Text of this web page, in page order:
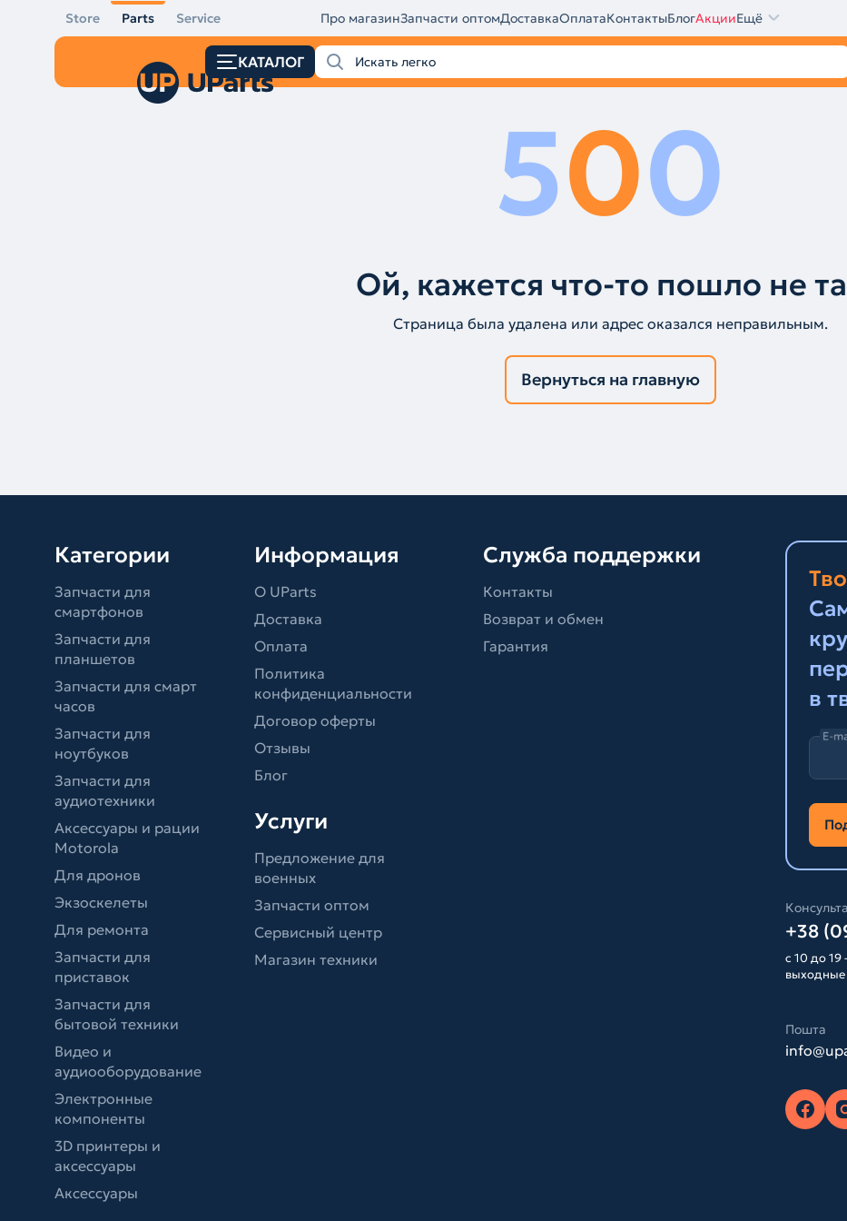
Store Parts Service Про магазинЗапчасти оптомДоставкаОплатаКонтактыБлогАкцииЕщё
КАТАЛОГ
500
Ой, кажется что-то пошло не
Страница была удалена или адрес оказался неправильным.
Вернуться на главную
Категории
Запчасти для
смартфонов
Запчасти для
планшетов
Запчасти для смарт
часов
Запчасти для
ноутбуков
Запчасти для
аудиотехники
Аксессуары и рации
Motorola
Для дронов
Экзоскелеты
Для ремонта
Запчасти для
приставок
Запчасти для
бытовой техники
Видео и
аудиооборудование
Электронные
компоненты
3D принтеры и
аксессуары
Аксессуары
Информация
О UParts
Доставка
Оплата
Политика
конфиденциальности
Договор оферты
Отзывы
Блог
Услуги
Предложение для
военных
Запчасти оптом
Сервисный центр
Магазин техники
Служба поддержки
Контакты
Возврат и обмен
Гарантия
в
E-
+38
с 10 до 19
выходные
Пошта